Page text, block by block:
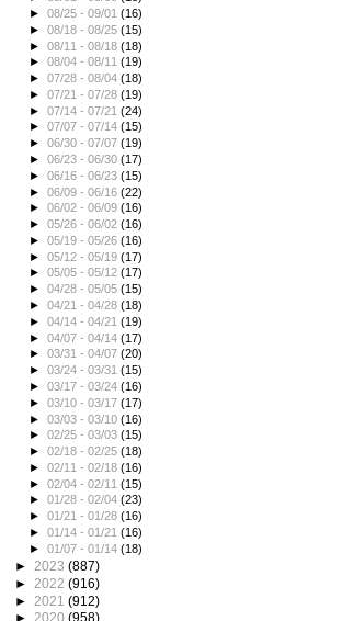
►08/25 - 09/01(16)
►08/18 - 08/25(15)
►08/11 - 08/18(18)
►08/04 - 08/11(19)
►07/28 - 08/04(18)
►07/21 - 07/28(19)
►07/14 - 07/21(24)
►07/07 - 07/14(15)
►06/30 - 07/07(19)
►06/23 - 06/30(17)
►06/16 - 06/23(15)
►06/09 - 06/16(22)
►06/02 - 06/09(16)
►05/26 - 06/02(16)
►05/19 - 05/26(16)
►05/12 - 05/19(17)
►05/05 - 05/12(17)
►04/28 - 05/05(15)
►04/21 - 04/28(18)
►04/14 - 04/21(19)
►04/07 - 04/14(17)
►03/31 - 04/07(20)
►03/24 - 03/31(15)
►03/17 - 03/24(16)
►03/10 - 03/17(17)
►03/03 - 03/10(16)
►02/25 - 03/03(15)
►02/18 - 02/25(18)
►02/11 - 02/18(16)
►02/04 - 02/11(15)
►01/28 - 02/04(23)
►01/21 - 01/28(16)
►01/14 - 01/21(16)
►01/07 - 01/14(18)
► 2023 (887)
► 2022 (916)
► 2021 (912)
► 2020 (958)